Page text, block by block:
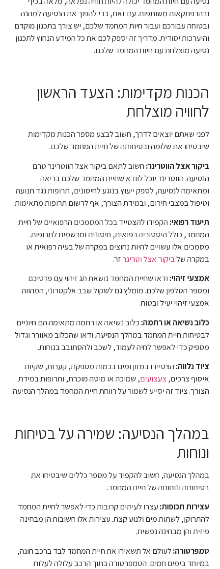
ובהרפתקאות משותפות. עם זאת, כדי להפוך את הנסיעה למהנה
ובטוחה עבורכם ועבור חיות המחמד שלכם, יש צורך בתכנון מוקדם
והיערכות יסודית. מדריך זה יספק לכם את כל המידע הנחוץ לתכנון
נסיעה מוצלחת עם חיות המחמד שלכם.
הכנות מקדימות: הצעד הראשון
לחוויה מוצלחת
לפני שאתם יוצאים לדרך, חשוב לבצע מספר הכנות מקדימות
שיבטיחו את שלומה ובטיחותה של חיית המחמד שלכם.
ביקור אצל הווטרינר: חשוב לתאם ביקור אצל הווטרינר טרם
הנסיעה. הווטרינר יוכל לוודא שחיית המחמד שלכם בריאה
ומתאימה לנסיעה, לספק ייעוץ בנוגע לחיסונים, תרופות נגד תנועה
וטיפול במצבי חירום, ובמידת הצורך, אף לרשום תרופות מתאימות.
תיעוד רפואי: הקפידו להצטייד בכל המסמכים הרפואיים של חיית
המחמד, כולל היסטוריה רפואית, חיסונים ומרשמים לתרופות.
מסמכים אלו עשויים להיות נחוצים במקרה של בעיה רפואית או
במקרה שלביקור אצל וטרינרזר.
אמצעי זיהוי: ודאו שחיית המחמד נושאת תג זיהוי עם פרטיכם
ומספר הטלפון שלכם. מומלץ גם לשקול שבב אלקטרוני, המהווה
אמצעי זיהוי יעיל ובטוח.
כלוב נשיאה או רתמה: כלוב נשיאה או רתמה מתאימה הם חיוניים
לבטיחות חיית המחמד במהלך הנסיעה. ודאו שהכלוב מאוורר וגדול
מספיק כדי לאפשר לחיה לעמוד, לשכב ולהסתובב בנוחות.
ציוד נלווה: הצטיידו במזון ומים בכמות מספקת, קערות, שקיות
איסוף צרכים, צעצועים, שמיכה או מיטה מוכרת, ותרופות במידת
הצורך. ציוד זה יסייע לשמור על רווחת חיית המחמד במהלך הנסיעה.
במהלך הנסיעה: שמירה על בטיחות
ונוחות
במהלך הנסיעה, חשוב להקפיד על מספר כללים שיבטיחו את
בטיחותה ונוחותה של חיית המחמד.
עצירות תכופות: עצרו לעיתים קרובות כדי לאפשר לחיית המחמד
להתרוקן, לשתות מים ולנוע קצת. עצירות אלו חשובות הן מבחינה
פיזית והן מבחינה נפשית.
טמפרטורה:לעולם אל תשאירו את חיית המחמד לבד ברכב חונה,
במיוחד בימים חמים. הטמפרטורה בתוך הרכב עלולה לעלות